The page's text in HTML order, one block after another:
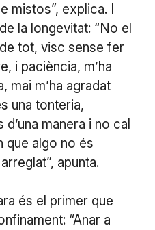
mistos”, explica. I
la longevitat: “No el
tot, visc sense fer
i paciència, m’ha
mai m’ha agradat
una tonteria,
manera i no cal
que algo no és
apunta.
és el primer que
“Anar a